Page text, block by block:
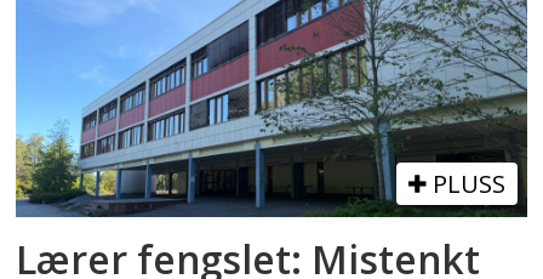
PLUSS
Lærer fengslet: Mistenkt